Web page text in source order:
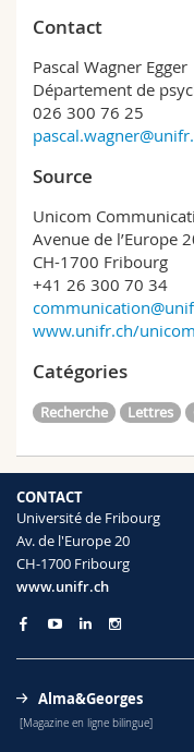
Contact
Pascal Wagner Egger
Département de
026 300 76 25
Source
Unicom
Avenue de l’Europe
CH-1700 Fribourg
+41 26 300 70 34
www.unifr.ch/
Catégories
Recherche Lettres
CONTACT
Université de Fribourg
Av. de l'Europe 20
CH-1700 Fribourg
www.unifr.ch
Alma&Georges
[Magazine en ligne bilingue]